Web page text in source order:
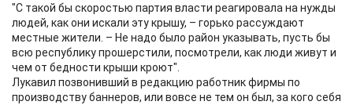
"С такой бы скоростью партия власти реагировала на нужды
людей, как они искали эту крышу, – горько рассуждают
местные жители. – Не надо было район указывать, пусть бы
всю республику прошерстили, посмотрели, как люди живут и
чем от бедности крыши кроют".
Лукавил позвонивший в редакцию работник фирмы по
производству баннеров, или вовсе не тем он был, за кого себя